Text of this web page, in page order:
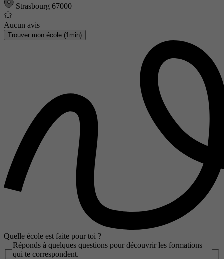
Strasbourg 67000
Aucun avis
Trouver mon école (1min)
Quelle école est faite pour toi ?
Réponds à quelques questions pour découvrir les formations
qui te correspondent.